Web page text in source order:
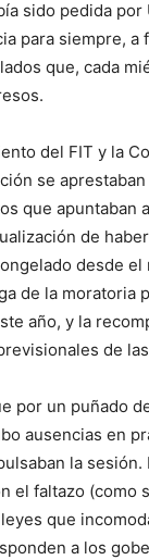
sido pedida por
para siempre, a
que, cada
del FIT y la
se
que apuntaban
de
desde el
de la moratoria
año, y la
de
por un puñado
ausencias en
la sesión.
el faltazo (como
que
a los